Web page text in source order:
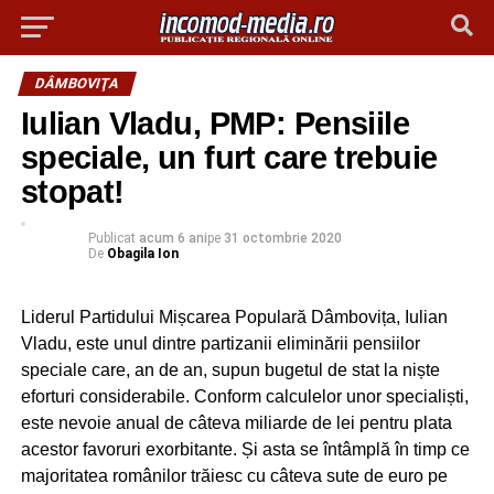
DÂMBOVIŢA
Iulian Vladu, PMP: Pensiile
speciale, un furt care trebuie
stopat!
Publicat acum 6 anipe 31 octombrie 2020
De Obagila Ion
Liderul Partidului Mișcarea Populară Dâmbovița, Iulian
Vladu, este unul dintre partizanii eliminării pensiilor
speciale care, an de an, supun bugetul de stat la niște
eforturi considerabile. Conform calculelor unor specialiști,
este nevoie anual de câteva miliarde de lei pentru plata
acestor favoruri exorbitante. Și asta se întâmplă în timp ce
majoritatea românilor trăiesc cu câteva sute de euro pe